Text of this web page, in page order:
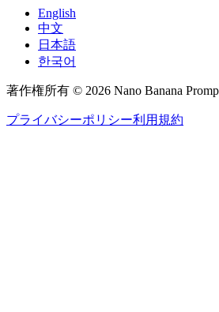
English
中文
日本語
한국어
著作権所有 © 2026 Nano Banana
プライバシーポリシー利用規約